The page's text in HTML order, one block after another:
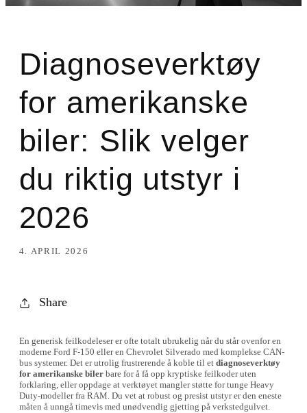
Diagnoseverktøy
for amerikanske
biler: Slik velger
du riktig utstyr i
2026
4. APRIL 2026
Share
En generisk feilkodeleser er ofte totalt ubrukelig når du står ovenfor en
moderne Ford F-150 eller en Chevrolet Silverado med komplekse CAN-
bus systemer. Det er utrolig frustrerende å koble til et diagnoseverktøy
for amerikanske bilerbare for å få opp kryptiske feilkoder uten
forklaring, eller oppdage at verktøyet mangler støtte for tunge Heavy
Duty-modeller fra RAM. Du vet at robust og presist utstyr er den eneste
måten å unngå timevis med unødvendig gjetting på verkstedgulvet.